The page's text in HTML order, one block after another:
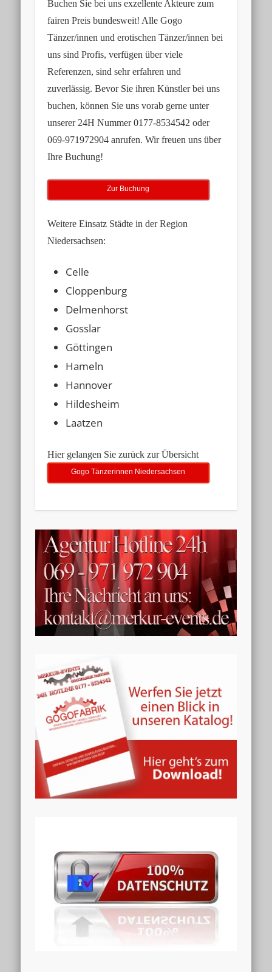
Buchen Sie bei uns exzellente Akteure zum
fairen Preis bundesweit! Alle Gogo
Tänzer/innen und erotischen Tänzer/innen bei
uns sind Profis, verfügen über viele
Referenzen, sind sehr erfahren und
zuverlässig. Bevor Sie ihren Künstler bei uns
buchen, können Sie uns vorab gerne unter
unserer 24H Nummer 0177-8534542 oder
069-971972904 anrufen. Wir freuen uns über
Ihre Buchung!
Zur Buchung
Weitere Einsatz Städte in der Region
Niedersachsen:
Celle
Cloppenburg
Delmenhorst
Gosslar
Göttingen
Hameln
Hannover
Hildesheim
Laatzen
Hier gelangen Sie zurück zur Übersicht
Gogo Tänzerinnen Niedersachsen